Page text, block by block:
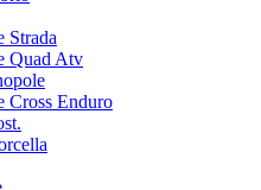
Strada
Quad Atv
Cross Enduro